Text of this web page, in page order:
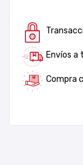
Envíos a
Compra